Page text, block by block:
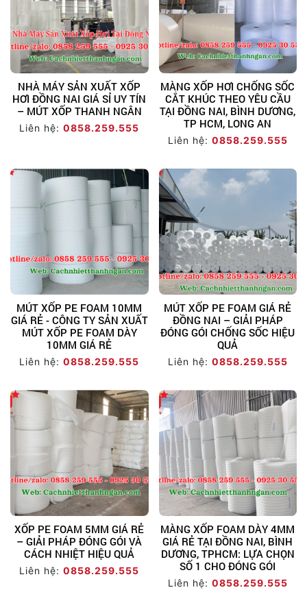
NHÀ MÁY SẢN XUẤT XỐP
HƠI ĐỒNG NAI GIÁ SỈ UY TÍN
– MÚT XỐP THANH NGÂN
Liên hệ:0858.259.555
MÀNG XỐP HƠI CHỐNG SỐC
CẮT KHÚC THEO YÊU CẦU
TẠI ĐỒNG NAI, BÌNH DƯƠNG,
TP HCM, LONG AN
Liên hệ: 0858.259.555
MÚT XỐP PE FOAM 10MM
GIÁ RẺ - CÔNG TY SẢN XUẤT
MÚT XỐP PE FOAM DÀY
10MM GIÁ RẺ
Liên hệ:0858.259.555
MÚT XỐP PE FOAM GIÁ RẺ
ĐỒNG NAI – GIẢI PHÁP
ĐÓNG GÓI CHỐNG SỐC HIỆU
QUẢ
Liên hệ: 0858.259.555
XỐP PE FOAM 5MM GIÁ RẺ
– GIẢI PHÁP ĐÓNG GÓI VÀ
CÁCH NHIỆT HIỆU QUẢ
Liên hệ:0858.259.555
MÀNG XỐP FOAM DÀY 4MM
GIÁ RẺ TẠI ĐỒNG NAI, BÌNH
DƯƠNG, TPHCM: LỰA CHỌN
SỐ 1 CHO ĐÓNG GÓI
Liên hệ: 0858.259.555